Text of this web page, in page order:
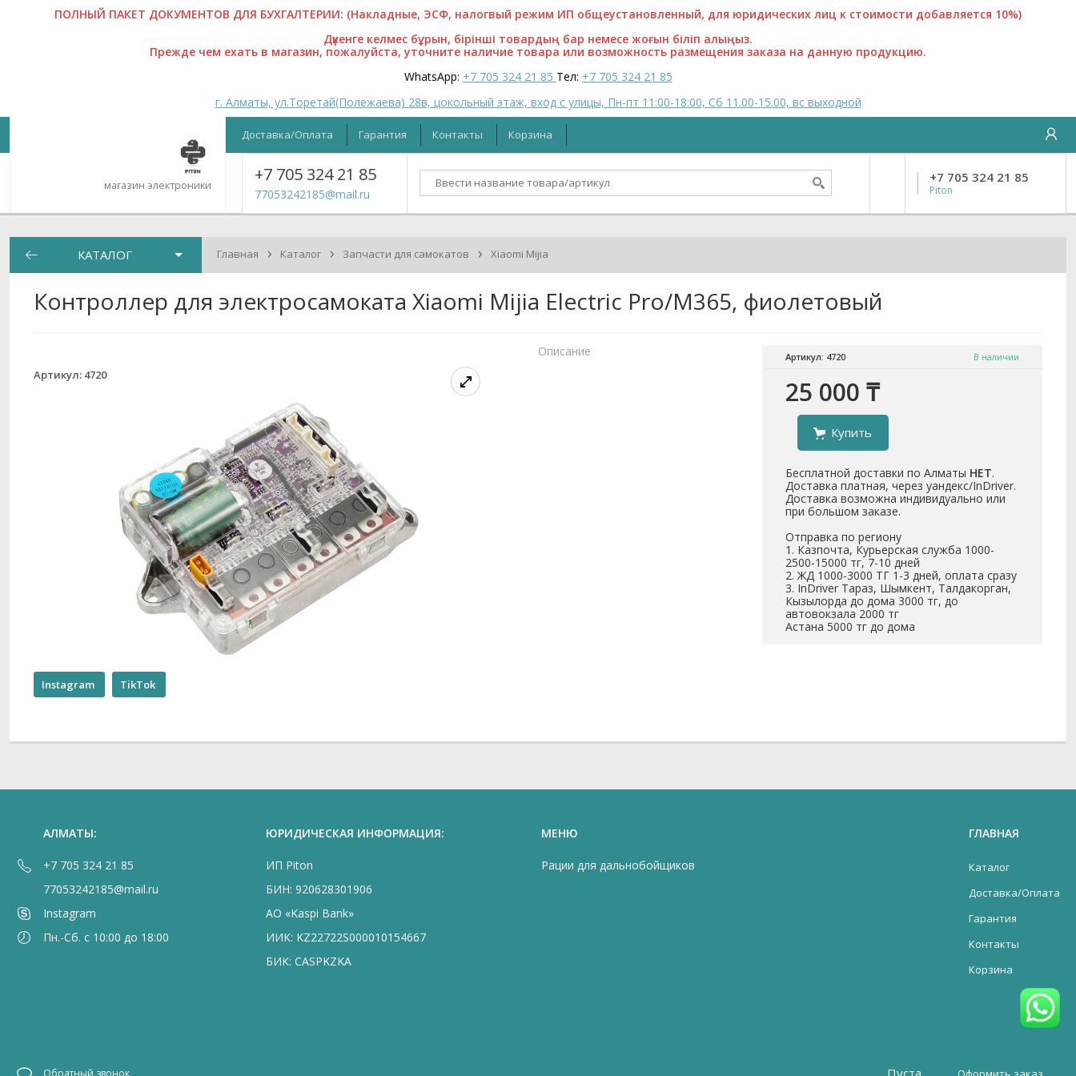
ПОЛНЫЙ ПАКЕТ ДОКУМЕНТОВ ДЛЯ БУХГАЛТЕРИИ: (Накладные, ЭСФ, налогвый режим ИП общеустановленный, для юридических лиц к стоимости добавляется 10%)
Дүкенге келмес бұрын, бірінші товардың бар немесе жоғын біліп алыңыз.
Прежде чем ехать в магазин, пожалуйста, уточните наличие товара или возможность размещения заказа на данную продукцию.
WhatsApp: +7 705 324 21 85 Тел: +7 705 324 21 85
г. Алматы, ул.Торетай(Полежаева) 28в, цокольный этаж, вход с улицы, Пн-пт 11:00-18:00, Сб 11.00-15.00, вс выходной
магазин электроники
Доставка/Оплата Гарантия Контакты Корзина
+7 705 324 21 85
77053242185@mail.ru
+7 705 324 21 85
Piton
КАТАЛОГ Главная › Каталог › Запчасти для самокатов › Xiaomi Mijia
Контроллер для электросамоката Xiaomi Mijia Electric Pro/M365, фиолетовый
Артикул: 4720
Instagram TikTok
Артикул: 4720 В наличии
25 000 ₸
Купить
Бесплатной доставки по Алматы НЕТ.
Доставка платная, через уандекс/InDriver.
Доставка возможна индивидуально или
при большом заказе.
Отправка по региону
1. Казпочта, Курьерская служба 1000-
2500-15000 тг, 7-10 дней
2. ЖД 1000-3000 ТГ 1-3 дней, оплата сразу
3. InDriver Тараз, Шымкент, Талдакорган,
Кызылорда до дома 3000 тг, до
автовокзала 2000 тг
Астана 5000 тг до дома
Описание
АЛМАТЫ:
+7 705 324 21 85
77053242185@mail.ru
Instagram
Пн.-Сб. с 10:00 до 18:00
ЮРИДИЧЕСКАЯ ИНФОРМАЦИЯ:
ИП Piton
БИН: 920628301906
АО «Kaspi Bank»
ИИК: KZ22722S000010154667
БИК: CASPKZKA
МЕНЮ
Рации для дальнобойщиков
ГЛАВНАЯ
Каталог
Доставка/Оплата
Гарантия
Контакты
Корзина
Обратный звонок Пуста